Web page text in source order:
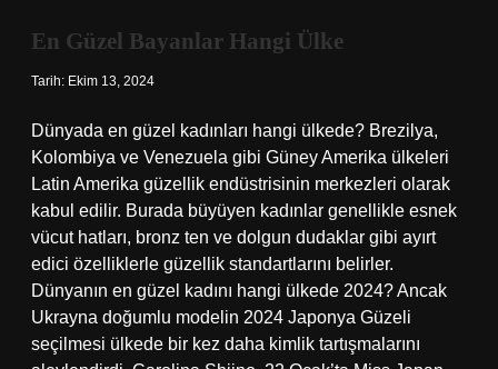
En Güzel Bayanlar Hangi Ülke
Tarih: Ekim 13, 2024
Dünyada en güzel kadınları hangi ülkede? Brezilya,
Kolombiya ve Venezuela gibi Güney Amerika ülkeleri
Latin Amerika güzellik endüstrisinin merkezleri olarak
kabul edilir. Burada büyüyen kadınlar genellikle esnek
vücut hatları, bronz ten ve dolgun dudaklar gibi ayırt
edici özelliklerle güzellik standartlarını belirler.
Dünyanın en güzel kadını hangi ülkede 2024? Ancak
Ukrayna doğumlu modelin 2024 Japonya Güzeli
seçilmesi ülkede bir kez daha kimlik tartışmalarını